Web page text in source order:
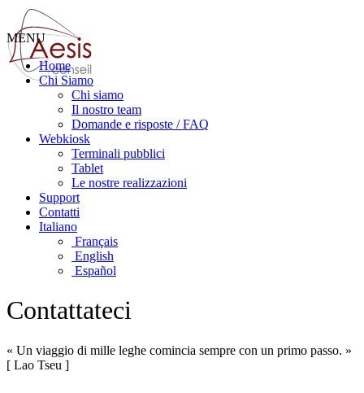
MENU
Home
Chi Siamo
Chi siamo
Il nostro team
Domande e risposte / FAQ
Webkiosk
Terminali pubblici
Tablet
Le nostre realizzazioni
Support
Contatti
Italiano
Français
English
Español
Contattateci
« Un viaggio di mille leghe comincia sempre con un primo passo. »
[ Lao Tseu ]